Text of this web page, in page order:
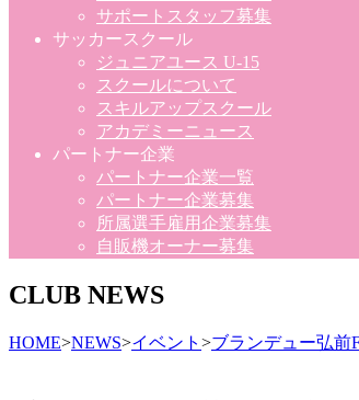
サポートスタッフ募集
サッカースクール
ジュニアユース U-15
スクールについて
スキルアップスクール
アカデミーニュース
パートナー企業
パートナー企業一覧
パートナー企業募集
所属選手雇用企業募集
自販機オーナー募集
CLUB NEWS
HOME>NEWS>イベント >ブランデュー弘